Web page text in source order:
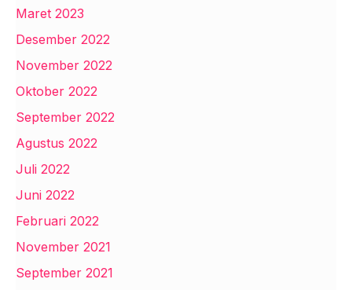
Maret 2023
Desember 2022
November 2022
Oktober 2022
September 2022
Agustus 2022
Juli 2022
Juni 2022
Februari 2022
November 2021
September 2021